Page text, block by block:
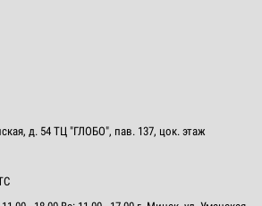
д. 54 ТЦ "ГЛОБО", пав. 137, цок. этаж